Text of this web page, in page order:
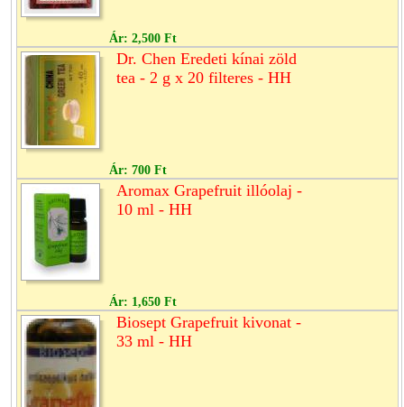
Ár: 2,500 Ft
Dr. Chen Eredeti kínai zöld
tea - 2 g x 20 filteres - HH
Ár: 700 Ft
Aromax Grapefruit illóolaj -
10 ml - HH
Ár: 1,650 Ft
Biosept Grapefruit kivonat -
33 ml - HH